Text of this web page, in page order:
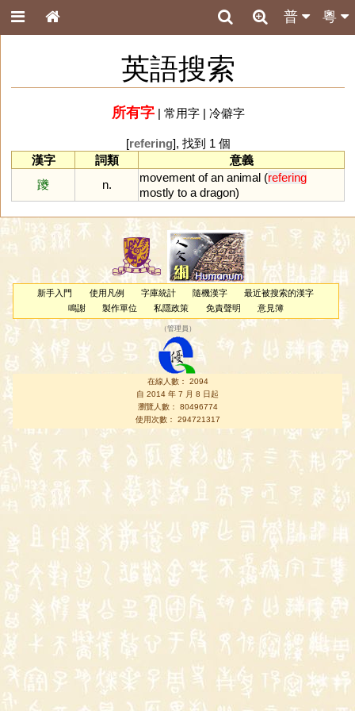
粵
普
英語搜索
所有字| 常用字| 冷僻字
[refering], 找到 1 個
漢字
詞類
意義
躨
n.
movement of an animal (refering
mostly to a dragon)
新手入門 使用凡例 字庫統計 隨機漢字
最近被搜索的漢字
鳴謝
製作單位 私隱政策 免責聲明 意見簿
（管理員 ）
在線人數： 2094
自 2014 年 7 月 8 日起
瀏覽人數： 80496774
使用次數： 294721317